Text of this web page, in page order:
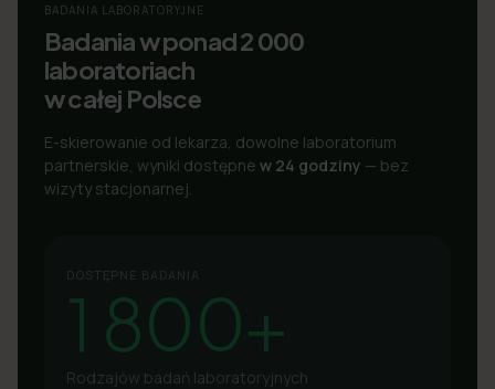
BADANIA LABORATORYJNE
Badania w ponad 2 000
laboratoriach
w całej Polsce
E-skierowanie od lekarza, dowolne laboratorium
partnerskie, wyniki dostępne w 24 godziny — bez
wizyty stacjonarnej.
DOSTĘPNE BADANIA
1 800+
Rodzajów badań laboratoryjnych